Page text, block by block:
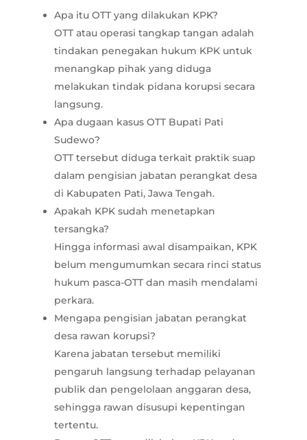
Apa itu OTT yang dilakukan KPK?
OTT atau operasi tangkap tangan adalah
tindakan penegakan hukum KPK untuk
menangkap pihak yang diduga
melakukan tindak pidana korupsi secara
langsung.
Apa dugaan kasus OTT Bupati Pati
Sudewo?
OTT tersebut diduga terkait praktik suap
dalam pengisian jabatan perangkat desa
di Kabupaten Pati, Jawa Tengah.
Apakah KPK sudah menetapkan
tersangka?
Hingga informasi awal disampaikan, KPK
belum mengumumkan secara rinci status
hukum pasca-OTT dan masih mendalami
perkara.
Mengapa pengisian jabatan perangkat
desa rawan korupsi?
Karena jabatan tersebut memiliki
pengaruh langsung terhadap pelayanan
publik dan pengelolaan anggaran desa,
sehingga rawan disusupi kepentingan
tertentu.